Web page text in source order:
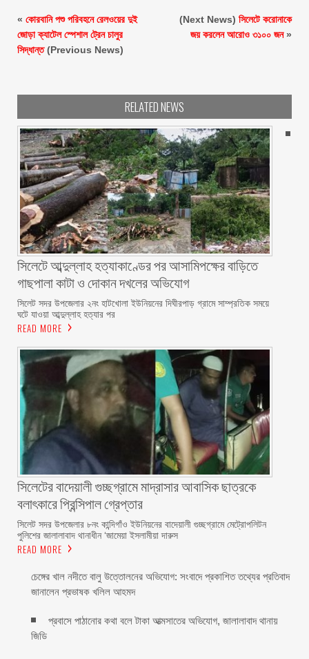
« কোরবানি পশু পরিবহনে রেলওয়ের দুই
জোড়া ক্যাটেল স্পেশাল ট্রেন চালুর
সিদ্ধান্ত(Previous News)
(Next News) সিলেটে করোনাকে
জয় করলেন আরোও ৩১০০ জন»
RELATED NEWS
সিলেটে আব্দুল্লাহ হত্যাকাণ্ডের পর আসামিপক্ষের বাড়িতে
গাছপালা কাটা ও দোকান দখলের অভিযোগ
সিলেট সদর উপজেলার ২নং হাটখোলা ইউনিয়নের দিঘীরপাড় গ্রামে সাম্প্রতিক সময়ে
ঘটে যাওয়া আব্দুল্লাহ হত্যার পর
READ MORE
সিলেটের বাদেয়ালী গুচ্ছগ্রামে মাদ্রাসার আবাসিক ছাত্রকে
বলাৎকারে প্রিন্সিপাল গ্রেপ্তার ‎
সিলেট সদর উপজেলার ৮নং কান্দিগাঁও ইউনিয়নের বাদেয়ালী গুচ্ছগ্রামে মেট্রোপলিটন
পুলিশের জালালাবাদ থানাধীন ‘জামেয়া ইসলামীয়া দারুস
READ MORE
চেঙ্গের খাল নদীতে বালু উত্তোলনের অভিযোগ: সংবাদে প্রকাশিত তথ্যের প্রতিবাদ
জানালেন প্রভাষক খলিল আহমদ
প্রবাসে পাঠানোর কথা বলে টাকা আত্মসাতের অভিযোগ, জালালাবাদ থানায়
জিডি ‎